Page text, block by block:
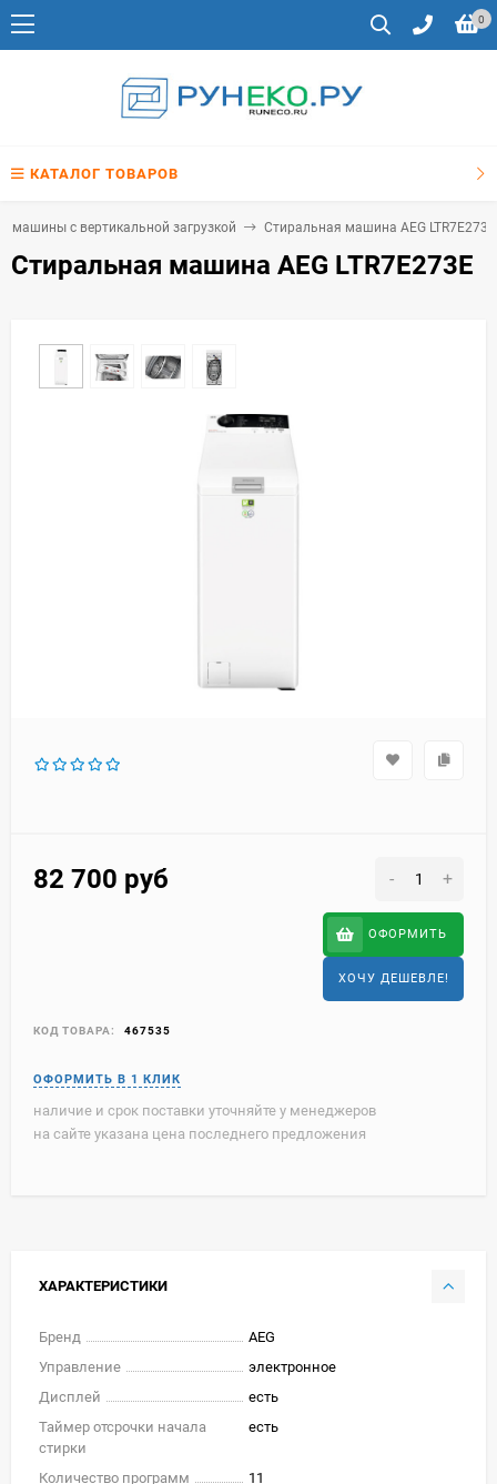
0
КАТАЛОГ ТОВАРОВ
машины с вертикальной загрузкой Стиральная машина AEG LTR7E273E
Стиральная машина AEG LTR7E273E
82 700 руб - +
ОФОРМИТЬ
ХОЧУ ДЕШЕВЛЕ!
КОД ТОВАРА: 467535
наличие и срок поставки уточняйте у менеджеров
на сайте указана цена последнего предложения
ХАРАКТЕРИСТИКИ
Бренд
AEG
Управление
электронное
Дисплей
есть
Таймер отсрочки начала
стирки
есть
Количество программ
11